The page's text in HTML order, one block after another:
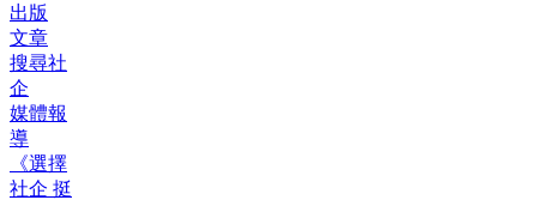
出版
文章
搜尋社
企
媒體報
導
《選擇
社企 挺